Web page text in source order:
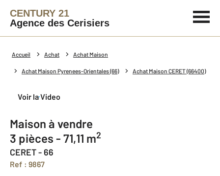
CENTURY 21
Agence des Cerisiers
Accueil Achat Achat Maison
Achat Maison Pyrenees-Orientales (66) Achat Maison CERET (66400)
Voir la Video
Maison à vendre
3 pièces - 71,11 m2
CERET - 66
Ref : 9867